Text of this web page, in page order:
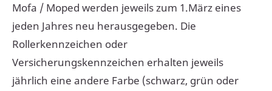
Mofa / Moped werden jeweils zum 1.März eines
jeden Jahres neu herausgegeben. Die
Rollerkennzeichen oder
Versicherungskennzeichen erhalten jeweils
jährlich eine andere Farbe (schwarz, grün oder